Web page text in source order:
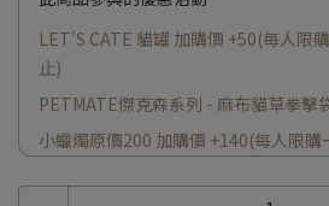
LET'S CATE 貓罐 加購價 +50(每人限
止)
PETMATE傑克森系列 - 麻布貓草拳擊
小蠟燭原價200 加購價 +140(每人限